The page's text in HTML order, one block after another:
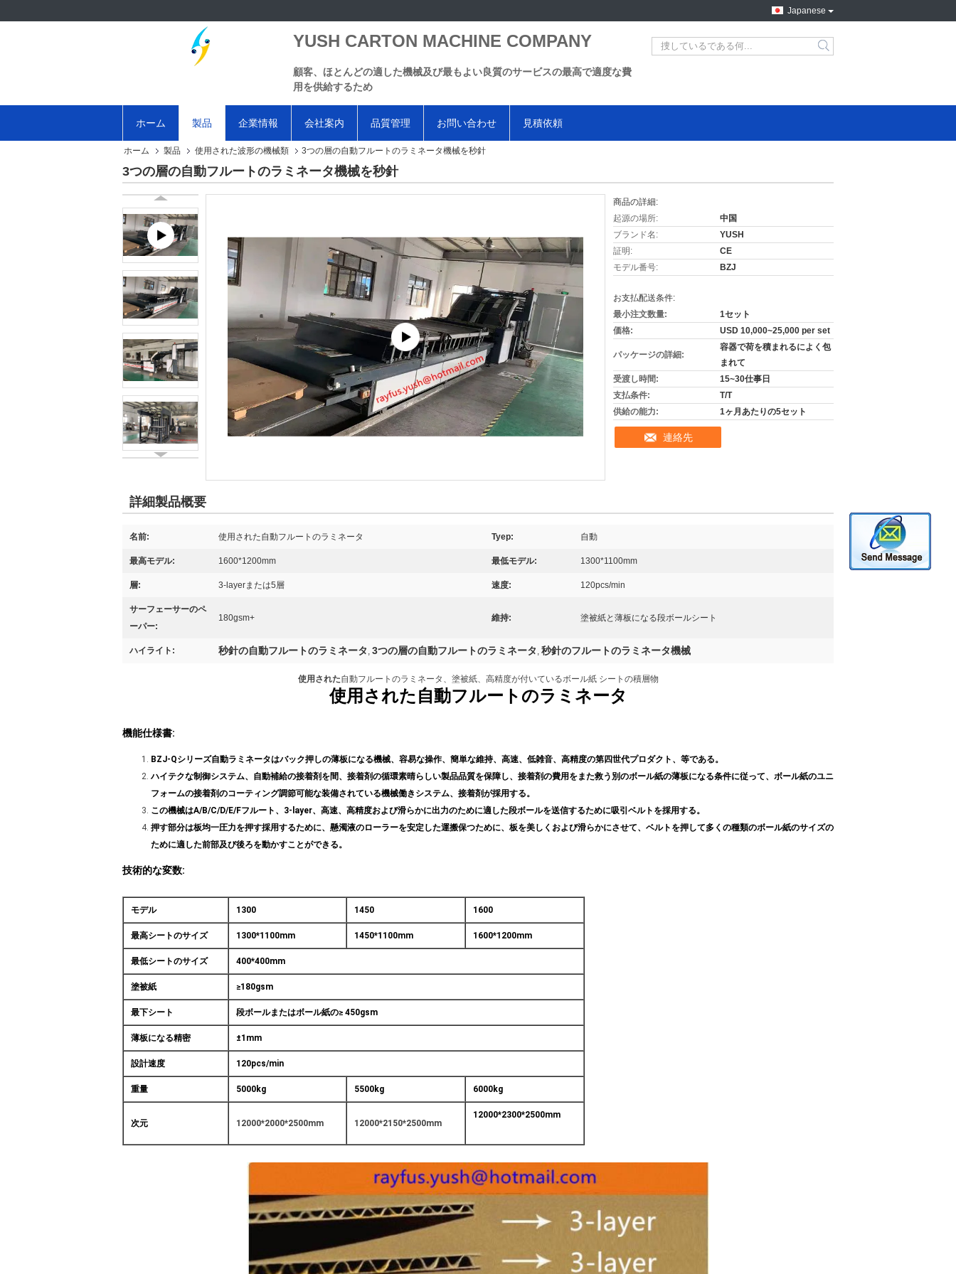
Japanese
YUSH CARTON MACHINE COMPANY
顧客、ほとんどの適した機械及び最もよい良質のサービスの最高で適度な費
用を供給するため
ホーム 製品 企業情報 会社案内 品質管理 お問い合わせ 見積依頼
ホーム 製品 使用された波形の機械類 3つの層の自動フルートのラミネータ機械を秒針
3つの層の自動フルートのラミネータ機械を秒針
商品の詳細:
起源の場所:
中国
ブランド名:
YUSH
証明:
CE
モデル番号:
BZJ
お支払配送条件:
最小注文数量:
1セット
価格:
USD 10,000~25,000 per set
パッケージの詳細:
容器で荷を積まれるによく包
まれて
受渡し時間:
15~30仕事日
支払条件:
T/T
供給の能力:
1ヶ月あたりの5セット
連絡先
詳細製品概要
名前: 使用された自動フルートのラミネータ Tyep: 自動
最高モデル: 1600*1200mm 最低モデル: 1300*1100mm
層: 3-layerまたは5層 速度: 120pcs/min
サーフェーサーのペ
ーパー:
180gsm+ 維持: 塗被紙と薄板になる段ボールシート
ハイライト: 秒針の自動フルートのラミネータ , 3つの層の自動フルートのラミネータ , 秒針のフルートのラミネータ機械
使用された自動フルートのラミネータ、塗被紙、高精度が付いているボール紙 シートの積層物
使用された自動フルートのラミネータ
機能仕様書:
BZJ-Qシリーズ自動ラミネータはバック押しの薄板になる機械、容易な操作、簡単な維持、高速、低雑音、高精度の第四世代プロダクト、等である。
ハイテクな制御システム、自動補給の接着剤を間、接着剤の循環素晴らしい製品品質を保障し、接着剤の費用をまた救う別のボール紙の薄板になる条件に従って、ボール紙のユニ
フォームの接着剤のコーティング調節可能な装備されている機械働きシステム、接着剤が採用する。
この機械はA/B/C/D/E/Fフルート、3-layer、高速、高精度および滑らかに出力のために適した段ボールを送信するために吸引ベルトを採用する。
押す部分は板均一圧力を押す採用するために、懸濁液のローラーを安定した運搬保つために、板を美しくおよび滑らかにさせて、ベルトを押して多くの種類のボール紙のサイズの
ために適した前部及び後ろを動かすことができる。
技術的な変数:
モデル 1300 1450 1600
最高シートのサイズ 1300*1100mm 1450*1100mm 1600*1200mm
最低シートのサイズ 400*400mm
塗被紙 ≥180gsm
最下シート 段ボールまたはボール紙の≥ 450gsm
薄板になる精密 ±1mm
設計速度 120pcs/min
重量 5000kg 5500kg 6000kg
次元 12000*2000*2500mm 12000*2150*2500mm
12000*2300*2500mm